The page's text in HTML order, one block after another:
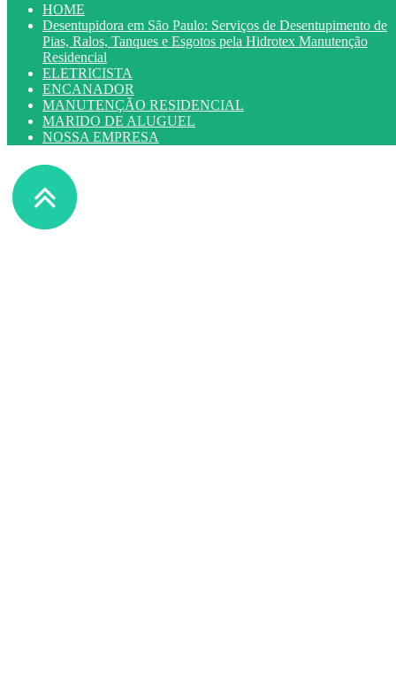
HOME
Desentupidora em São Paulo: Serviços de Desentupimento de
Pias, Ralos, Tanques e Esgotos pela Hidrotex Manutenção
Residencial
ELETRICISTA
ENCANADOR
MANUTENÇÃO RESIDENCIAL
MARIDO DE ALUGUEL
NOSSA EMPRESA